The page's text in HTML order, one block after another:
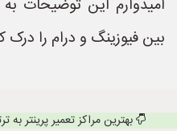
امیدوارم این توضیحات
بین فیوزینگ و درام را درک
بهترین مراکز تعمیر پرینتر به